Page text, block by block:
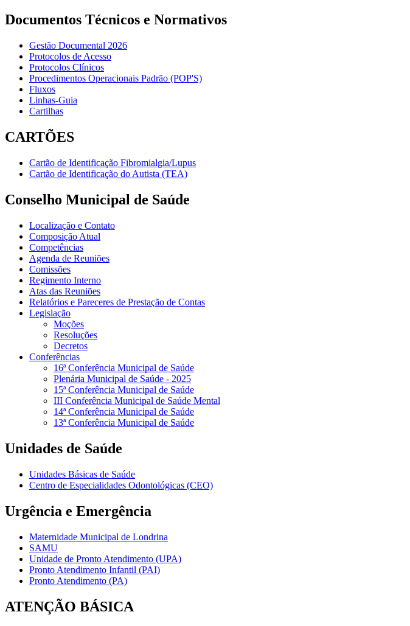
Documentos Técnicos e Normativos
Gestão Documental 2026
Protocolos de Acesso
Protocolos Clínicos
Procedimentos Operacionais Padrão (POP'S)
Fluxos
Linhas-Guia
Cartilhas
CARTÕES
Cartão de Identificação Fibromialgia/Lupus
Cartão de Identificação do Autista (TEA)
Conselho Municipal de Saúde
Localização e Contato
Composição Atual
Competências
Agenda de Reuniões
Comissões
Regimento Interno
Atas das Reuniões
Relatórios e Pareceres de Prestação de Contas
Legislação
Moções
Resoluções
Decretos
Conferências
16ª Conferência Municipal de Saúde
Plenária Municipal de Saúde - 2025
15ª Conferência Municipal de Saúde
III Conferência Municipal de Saúde Mental
14ª Conferência Municipal de Saúde
13ª Conferência Municipal de Saúde
Unidades de Saúde
Unidades Básicas de Saúde
Centro de Especialidades Odontológicas (CEO)
Urgência e Emergência
Maternidade Municipal de Londrina
SAMU
Unidade de Pronto Atendimento (UPA)
Pronto Atendimento Infantil (PAI)
Pronto Atendimento (PA)
ATENÇÃO BÁSICA